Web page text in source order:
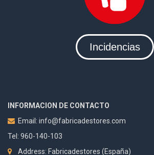
Incidencias
INFORMACION DE CONTACTO
Email: info@fabricadestores.com
Tel: 960-140-103
Address: Fabricadestores (España)